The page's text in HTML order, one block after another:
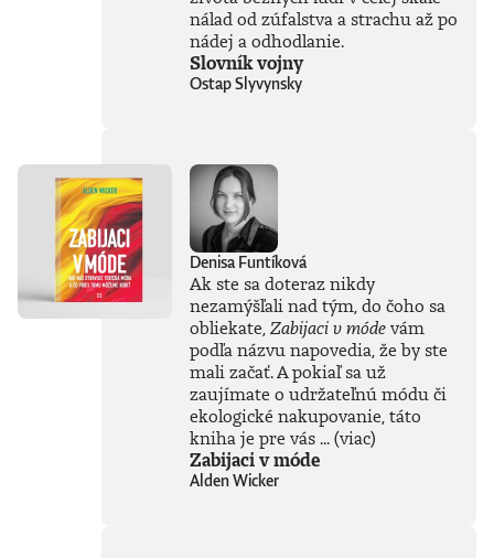
a kde sú jej limity?
Čo nás ešte len
čaká? Je pre ľudstvo
pálčivým otázkam
o regulácii a
morálnych
hraniciach, ktoré by
sme pri jej
používaní mali
jasne stanoviť.V
premýšľať o umelej
inteligencii autor
čerpá zo svojich
skúseností, keďže
tejto téme sa
začiatku 80. rokov.
Vyváženie prínosov
nálad od zúfalstva a strachu až po
nádej a odhodlanie.
Slovník vojny
Ostap Slyvynsky
Denisa Funtíková
Ak ste sa doteraz nikdy
nezamýšľali nad tým, do čoho sa
obliekate,Zabijaci v módevám
podľa názvu napovedia, že by ste
mali začať. A pokiaľ sa už
zaujímate o udržateľnú módu či
ekologické nakupovanie, táto
kniha je pre vás ...(viac)
Zabijaci v móde
Alden Wicker